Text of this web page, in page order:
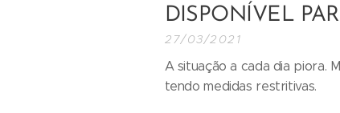
DISPONÍVEL
27/03/2021
A situação a cada dia piora.
tendo medidas restritivas.